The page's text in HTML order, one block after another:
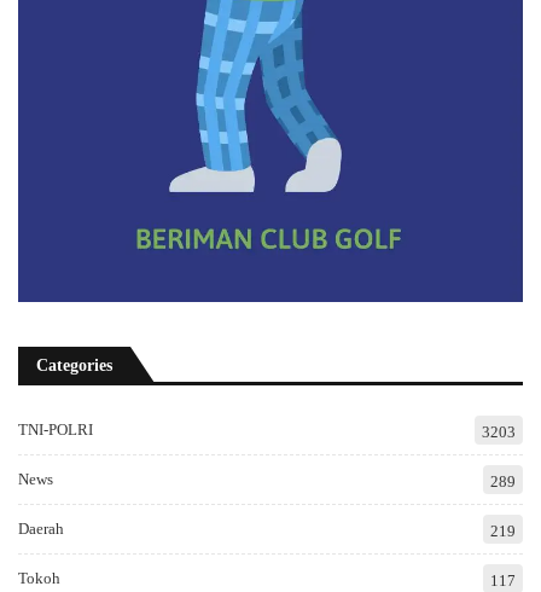
Categories
TNI-POLRI 3203
News 289
Daerah 219
Tokoh 117